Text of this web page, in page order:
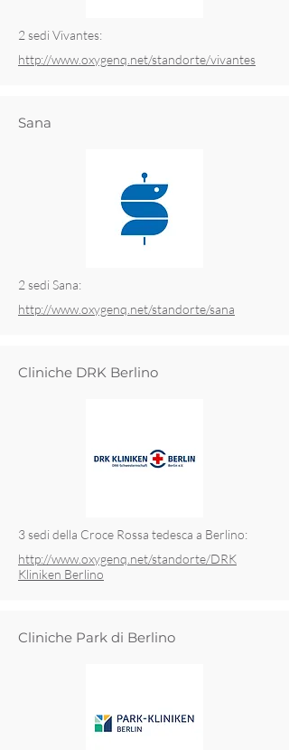
2 sedi Vivantes:
http://www.oxygenq.net/standorte/vivantes
Sana
2 sedi Sana:
http://www.oxygenq.net/standorte/sana
Cliniche DRK Berlino
3 sedi della Croce Rossa tedesca a Berlino:
http://www.oxygenq.net/standorte/DRK
Kliniken Berlino
Cliniche Park di Berlino